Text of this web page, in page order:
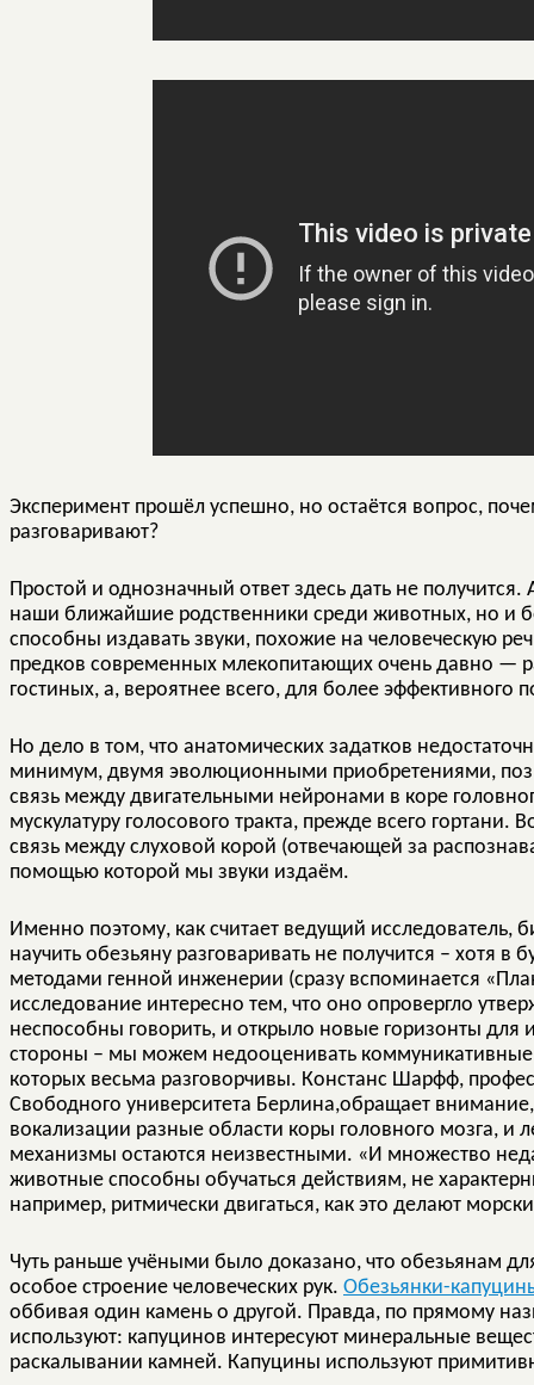
Эксперимент прошёл успешно, но остаётся вопрос,
разговаривают?
Простой и однозначный ответ здесь дать не
наши ближайшие родственники среди животных, но и
способны издавать звуки, похожие на человеческую
предков современных млекопитающих очень давно —
гостиных, а, вероятнее всего, для более эффективного
Но дело в том, что анатомических задатков
минимум, двумя эволюционными приобретениями,
связь между двигательными нейронами в коре
мускулатуру голосового тракта, прежде всего гортани.
связь между слуховой корой (отвечающей за
помощью которой мы звуки издаём.
Именно поэтому, как считает ведущий исследователь,
научить обезьяну разговаривать не получится – хотя в
методами генной инженерии (сразу вспоминается
исследование интересно тем, что оно опровергло
неспособны говорить, и открыло новые горизонты для
стороны – мы можем недооценивать
которых весьма разговорчивы. Констанс Шарфф,
Свободного университета Берлина,обращает
вокализации разные области коры головного мозга,
механизмы остаются неизвестными. «И множество
животные способны обучаться действиям, не
например, ритмически двигаться, как это делают
Чуть раньше учёными было доказано, что обезьянам
особое строение человеческих рук. Обезьянки-
оббивая один камень о другой. Правда, по прямому
используют: капуцинов интересуют минеральные
раскалывании камней. Капуцины используют